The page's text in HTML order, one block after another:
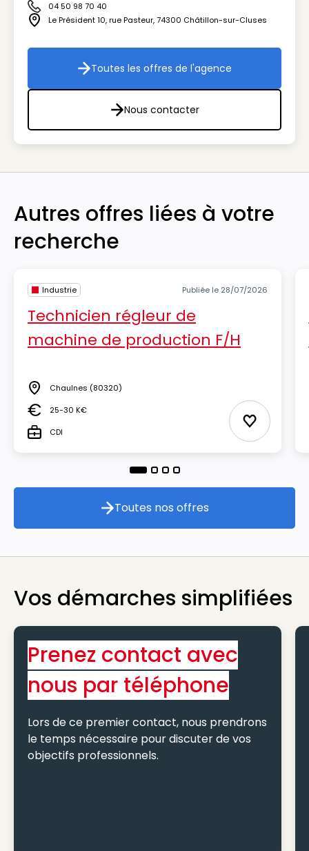
Icône téléphone
04 50 98 70 40
Icône adresse
Le Président 10, rue Pasteur,74300 Châtillon-sur-Cluses
Toutes les offres de l'agence
Toutes les offres de l'agence
Nous contacter
Nous contacter
Autres offres liées à votre
recherche
Industrie Publiée le 28/07/2026
Technicien régleur de
machine de production F/H
Lieu Chaulnes (80320)
Salaire25-30 K€
TypeCDI Ajouter
Toutes nos offres
Toutes nos offres
Vos démarches simplifiées
Prenez contact avec
nous par téléphone
Lors de ce premier contact, nous prendrons
le temps nécessaire pour discuter de vos
objectifs professionnels.